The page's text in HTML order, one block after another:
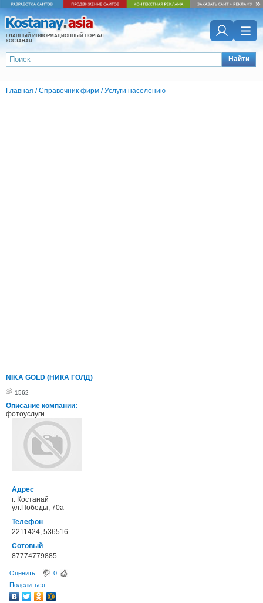
ГЛАВНЫЙ ИНФОРМАЦИОННЫЙ ПОРТАЛ
КОСТАНАЯ
Найти
Главная /Справочник фирм /Услуги населению
NIKA GOLD (НИКА ГОЛД)
1562
Описание компании:
фотоуслуги
Адрес
г. Костанай
ул.Победы, 70а
Телефон
2211424, 536516
Сотовый
87774779885
Оценить
0
Поделиться: